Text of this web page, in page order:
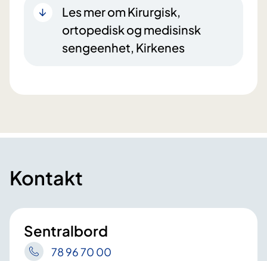
Les mer om Kirurgisk,
ortopedisk og medisinsk
sengeenhet, Kirkenes
Kontakt
Sentralbord
78 96 70 00